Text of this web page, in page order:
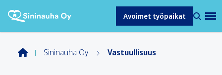
Avoimet työpaikat
Sininauha Oy Vastuullisuus